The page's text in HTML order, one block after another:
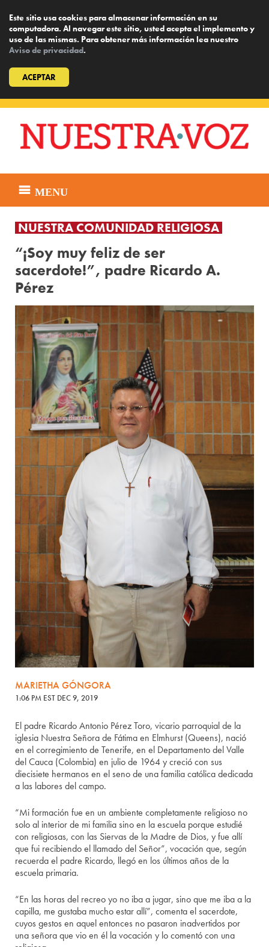
Este sitio usa cookies para almacenar información en su
computadora. Al navegar este sitio, usted acepta el implemento y
uso de las mismas. Para obtener más información lea nuestro
Aviso de privacidad.
ACEPTAR
content
MENU
NUESTRA COMUNIDAD RELIGIOSA
“¡Soy muy feliz de ser
sacerdote!”, padre Ricardo A.
Pérez
MARIETHA GÓNGORA
1:06 PM EST DEC 9, 2019
El padre Ricardo Antonio Pérez Toro, vicario parroquial de la
iglesia Nuestra Señora de Fátima en Elmhurst (Queens), nació
en el corregimiento de Tenerife, en el Departamento del Valle
del Cauca (Colombia) en julio de 1964 y creció con sus
diecisiete hermanos en el seno de una familia católica dedicada
a las labores del campo.
“Mi formación fue en un ambiente completamente religioso no
solo al interior de mi familia sino en la escuela porque estudié
con religiosas, con las Siervas de la Madre de Dios, y fue allí
que fui recibiendo el llamado del Señor”, vocación que, según
recuerda el padre Ricardo, llegó en los últimos años de la
escuela primaria.
“En las horas del recreo yo no iba a jugar, sino que me iba a la
capilla, me gustaba mucho estar allí”, comenta el sacerdote,
cuyos gestos en aquel entonces no pasaron inadvertidos por
una señora que vio en él la vocación y lo comentó con una